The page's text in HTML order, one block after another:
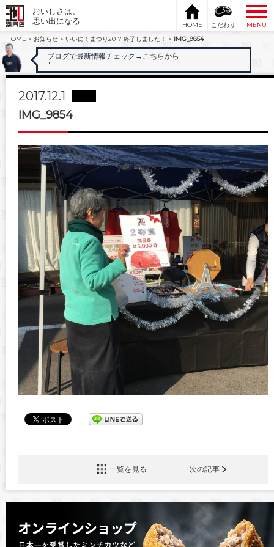
おいしさは、
思い出になる
HOME こだわり
MENU
HOME > お知らせ > いいにくまつり2017 終了しました！ > IMG_9854
ブログで最新情報チェック →こちらから
"
2017.12.1
IMG_9854
一覧を見る 次の記事